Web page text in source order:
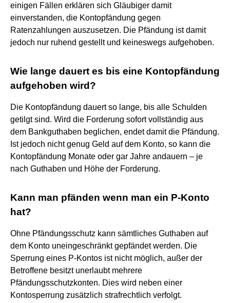
einigen Fällen erklären sich Gläubiger damit
einverstanden, die Kontopfändung gegen
Ratenzahlungen auszusetzen. Die Pfändung ist damit
jedoch nur ruhend gestellt und keineswegs aufgehoben.
Wie lange dauert es bis eine Kontopfändung
aufgehoben wird?
Die Kontopfändung dauert so lange, bis alle Schulden
getilgt sind. Wird die Forderung sofort vollständig aus
dem Bankguthaben beglichen, endet damit die Pfändung.
Ist jedoch nicht genug Geld auf dem Konto, so kann die
Kontopfändung Monate oder gar Jahre andauern – je
nach Guthaben und Höhe der Forderung.
Kann man pfänden wenn man ein P-Konto
hat?
Ohne Pfändungsschutz kann sämtliches Guthaben auf
dem Konto uneingeschränkt gepfändet werden. Die
Sperrung eines P-Kontos ist nicht möglich, außer der
Betroffene besitzt unerlaubt mehrere
Pfändungsschutzkonten. Dies wird neben einer
Kontosperrung zusätzlich strafrechtlich verfolgt.